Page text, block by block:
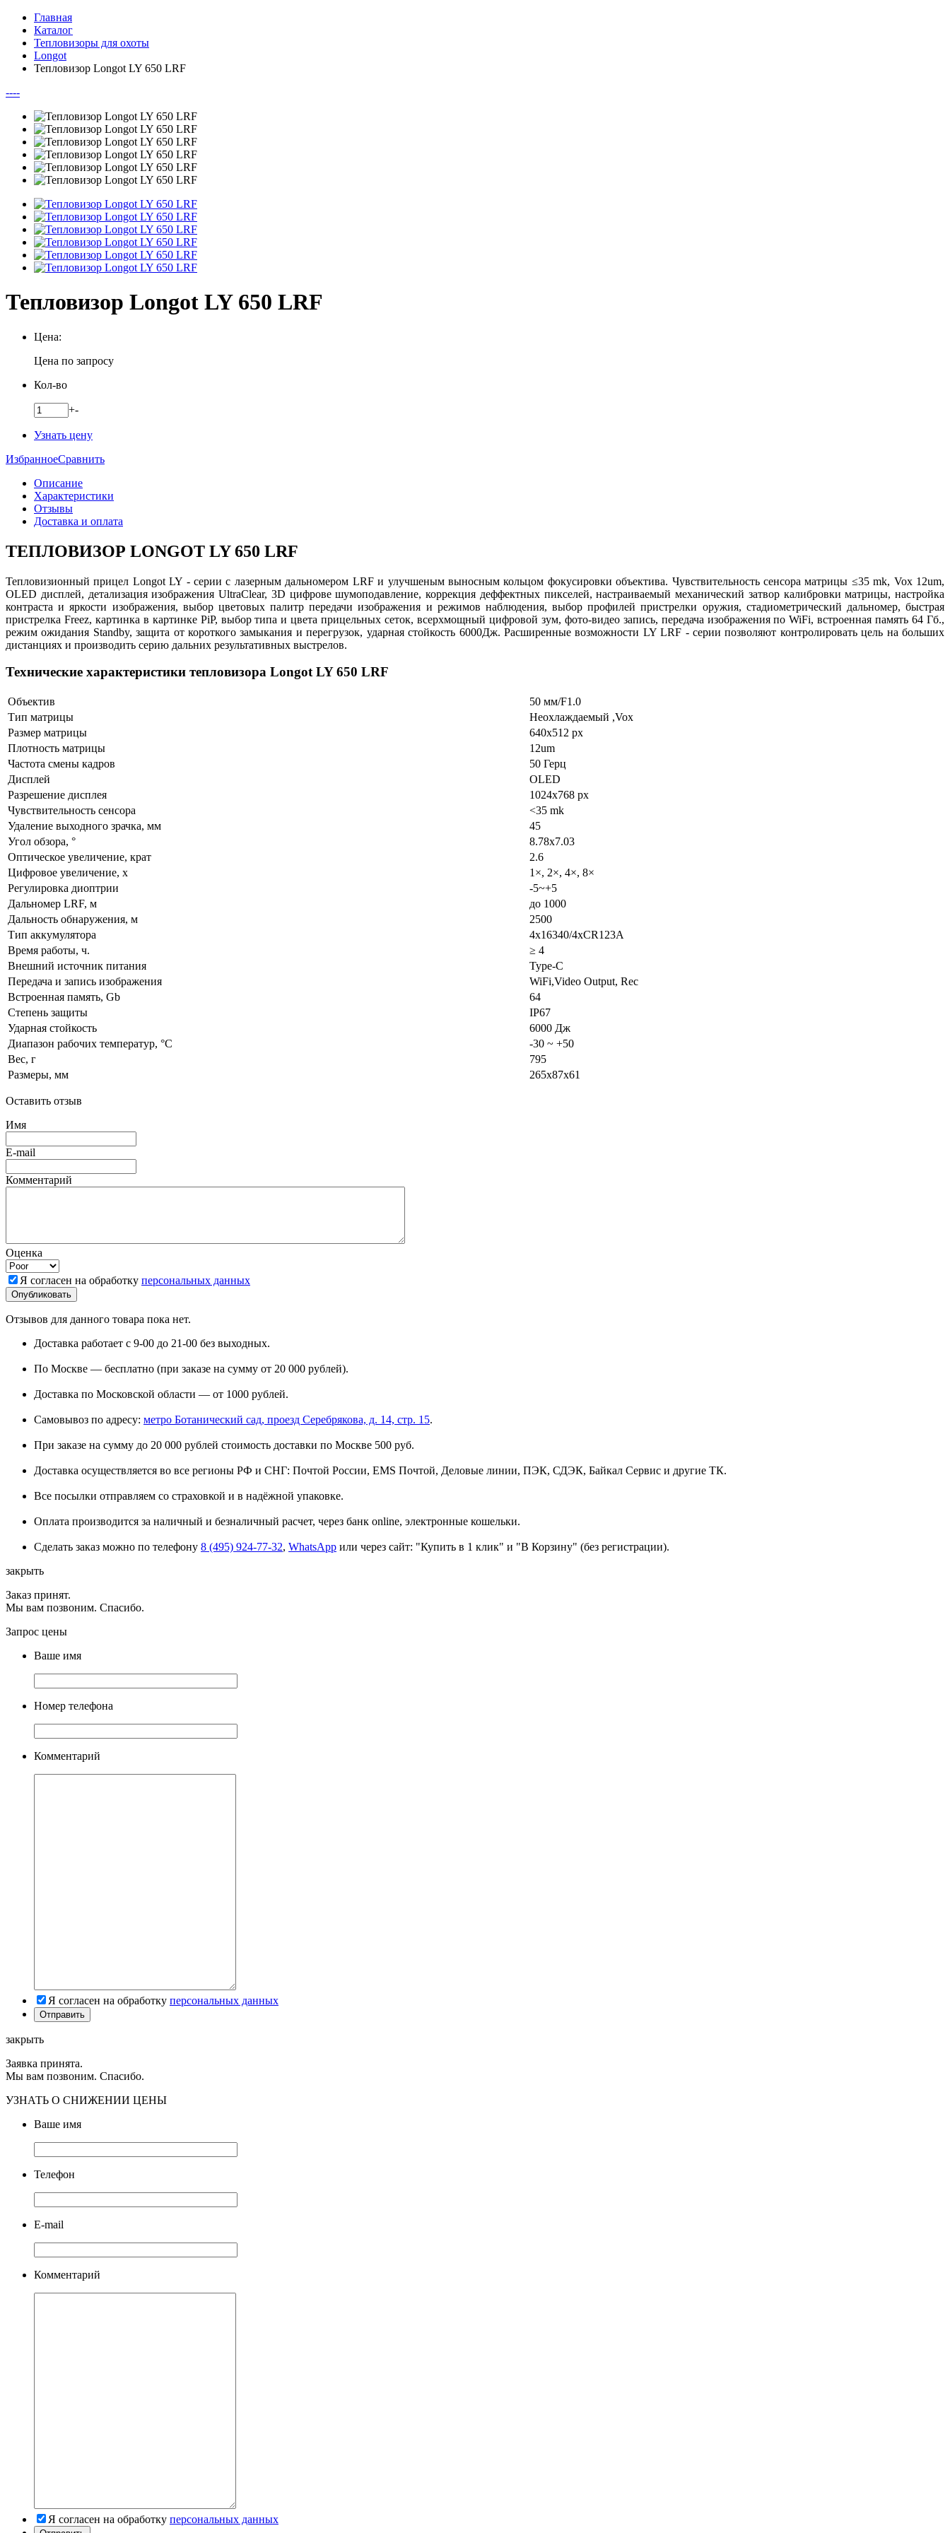
Главная
Каталог
Тепловизоры для охоты
Longot
Тепловизор Longot LY 650 LRF
----
Тепловизор Longot LY 650 LRF
Цена:
Цена по запросу
Кол-во
+-
Узнать цену
ИзбранноеСравнить
Описание
Характеристики
Отзывы
Доставка и оплата
ТЕПЛОВИЗОР LONGOT LY 650 LRF
Тепловизионный прицел Longot LY - серии с лазерным дальномером LRF и улучшеным выносным кольцом фокусировки объектива. Чувствительность сенсора матрицы ≤35 mk, Vox 12um,
OLED дисплей, детализация изображения UltraClear, 3D цифрове шумоподавление, коррекция деффектных пикселей, настраиваемый механический затвор калибровки матрицы, настройка
контраста и яркости изображения, выбор цветовых палитр передачи изображения и режимов наблюдения, выбор профилей пристрелки оружия, стадиометрический дальномер, быстрая
пристрелка Freez, картинка в картинке PiP, выбор типа и цвета прицельных сеток, всерхмощный цифровой зум, фото-видео запись, передача изображения по WiFi, встроенная память 64 Гб.,
режим ожидания Standby, защита от короткого замыкания и перегрузок, ударная стойкость 6000Дж. Расширенные возможности LY LRF - серии позволяют контролировать цель на больших
дистанциях и производить серию дальних результативных выстрелов.
Технические характеристики тепловизора Longot LY 650 LRF
Объектив
50 мм/F1.0
Тип матрицы
Неохлаждаемый ,Vox
Размер матрицы
640x512 px
Плотность матрицы
12um
Частота смены кадров
50 Герц
Дисплей
OLED
Разрешение дисплея
1024x768 px
Чувствительность сенсора
<35 mk
Удаление выходного зрачка, мм
45
Угол обзора, °
8.78х7.03
Оптическое увеличение, крат
2.6
Цифровое увеличение, х
1×, 2×, 4×, 8×
Регулировка диоптрии
-5~+5
Дальномер LRF, м
до 1000
Дальность обнаружения, м
2500
Тип аккумуляторa
4x16340/4xCR123A
Время работы, ч.
≥ 4
Внешний источник питания
Type-C
Передача и запись изображения
WiFi,Video Output, Rec
Встроенная память, Gb
64
Степень защиты
IP67
Ударная стойкость
6000 Дж
Диапазон рабочих температур, °C
-30 ~ +50
Вес, г
795
Размеры, мм
265x87x61
Оставить отзыв
Имя
E-mail
Комментарий
Оценка
Я согласен на обработку персональных данных
Отзывов для данного товара пока нет.
Доставка работает с 9-00 до 21-00 без выходных.
По Москве — бесплатно (при заказе на сумму от 20 000 рублей).
Доставка по Московской области — от 1000 рублей.
Самовывоз по адресу: метро Ботанический сад, проезд Серебрякова, д. 14, стр. 15.
При заказе на сумму до 20 000 рублей стоимость доставки по Москве 500 руб.
Доставка осуществляется во все регионы РФ и СНГ: Почтой России, EMS Почтой, Деловые линии, ПЭК, СДЭК, Байкал Сервис и другие ТК.
Все посылки отправляем со страховкой и в надёжной упаковке.
Оплата производится за наличный и безналичный расчет, через банк online, электронные кошельки.
Сделать заказ можно по телефону 8 (495) 924-77-32, WhatsApp или через сайт: "Купить в 1 клик" и "В Корзину" (без регистрации).
закрыть
Заказ принят.
Мы вам позвоним. Спасибо.
Запрос цены
Ваше имя
Номер телефона
Комментарий
Я согласен на обработку персональных данных
закрыть
Заявка принята.
Мы вам позвоним. Спасибо.
УЗНАТЬ О СНИЖЕНИИ ЦЕНЫ
Ваше имя
Телефон
E-mail
Комментарий
Я согласен на обработку персональных данных